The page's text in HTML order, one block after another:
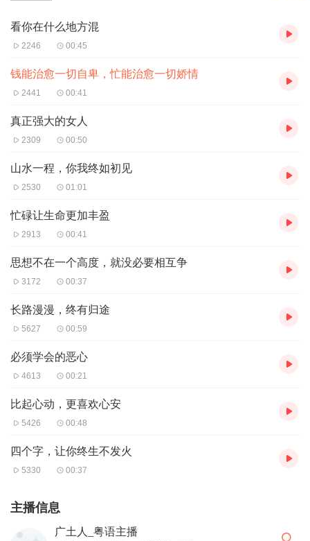
看你在什么地方混
2246 00:45
钱能治愈一切自卑，忙能治愈一切娇情
2441 00:41
真正强大的女人
2309 00:50
山水一程，你我终如初见
2530 01:01
忙碌让生命更加丰盈
2913 00:41
思想不在一个高度，就没必要相互争
3172 00:37
长路漫漫，终有归途
5627 00:59
必须学会的恶心
4613 00:21
比起心动，更喜欢心安
5426 00:48
四个字，让你终生不发火
5330 00:37
主播信息
广土人_粤语主播